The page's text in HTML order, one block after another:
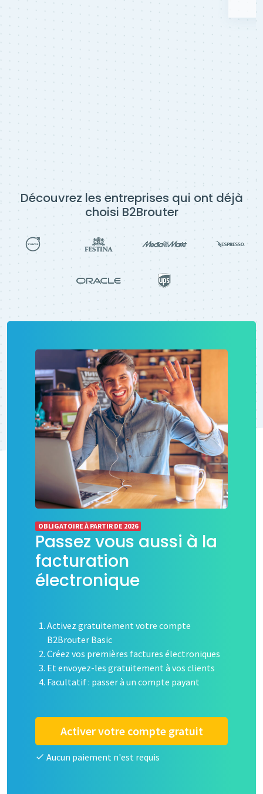
Découvrez les entreprises qui ont déjà
choisi B2Brouter
OBLIGATOIRE À PARTIR DE 2026
Passez vous aussi à la
facturation
électronique
Activez gratuitement votre compte
B2Brouter Basic
Créez vos premières factures électroniques
Et envoyez-les gratuitement à vos clients
Facultatif : passer à un compte payant
Activer votre compte gratuit
Aucun paiement n'est requis